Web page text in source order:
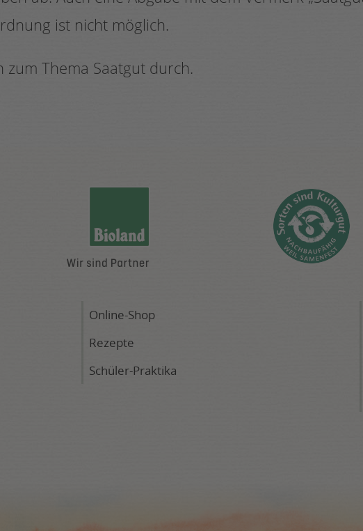
ist nicht möglich.
Thema Saatgut durch.
Online-Shop
Rezepte
Schüler-Praktika